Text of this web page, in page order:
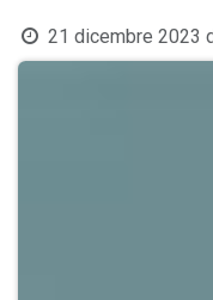
21 dicembre 2023